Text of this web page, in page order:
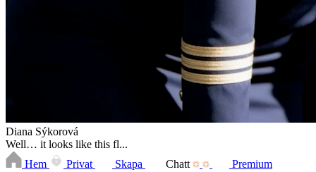
Diana Sýkorová
Well… it looks like this fl...
Hem
Privat Skapa Chatt Premium